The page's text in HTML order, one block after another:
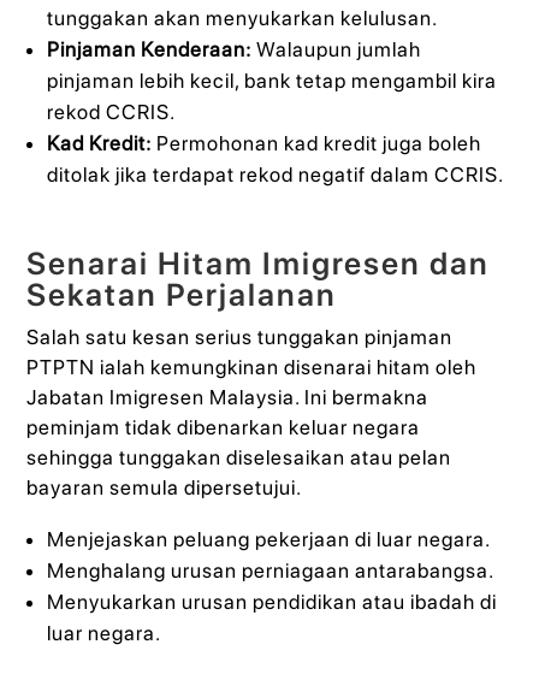
tunggakan akan menyukarkan kelulusan.
Pinjaman Kenderaan: Walaupun jumlah
pinjaman lebih kecil, bank tetap mengambil kira
rekod CCRIS.
Kad Kredit: Permohonan kad kredit juga boleh
ditolak jika terdapat rekod negatif dalam CCRIS.
Senarai Hitam Imigresen dan
Sekatan Perjalanan
Salah satu kesan serius tunggakan pinjaman
PTPTN ialah kemungkinan disenarai hitam oleh
Jabatan Imigresen Malaysia. Ini bermakna
peminjam tidak dibenarkan keluar negara
sehingga tunggakan diselesaikan atau pelan
bayaran semula dipersetujui.
Menjejaskan peluang pekerjaan di luar negara.
Menghalang urusan perniagaan antarabangsa.
Menyukarkan urusan pendidikan atau ibadah di
luar negara.